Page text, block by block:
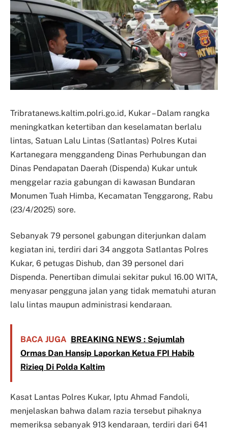
Tribratanews.kaltim.polri.go.id, Kukar – Dalam rangka
meningkatkan ketertiban dan keselamatan berlalu
lintas, Satuan Lalu Lintas (Satlantas) Polres Kutai
Kartanegara menggandeng Dinas Perhubungan dan
Dinas Pendapatan Daerah (Dispenda) Kukar untuk
menggelar razia gabungan di kawasan Bundaran
Monumen Tuah Himba, Kecamatan Tenggarong, Rabu
(23/4/2025) sore.
Sebanyak 79 personel gabungan diterjunkan dalam
kegiatan ini, terdiri dari 34 anggota Satlantas Polres
Kukar, 6 petugas Dishub, dan 39 personel dari
Dispenda. Penertiban dimulai sekitar pukul 16.00 WITA,
menyasar pengguna jalan yang tidak mematuhi aturan
lalu lintas maupun administrasi kendaraan.
BACA JUGA BREAKING NEWS : Sejumlah
Ormas Dan Hansip Laporkan Ketua FPI Habib
Rizieq Di Polda Kaltim
Kasat Lantas Polres Kukar, Iptu Ahmad Fandoli,
menjelaskan bahwa dalam razia tersebut pihaknya
memeriksa sebanyak 913 kendaraan, terdiri dari 641